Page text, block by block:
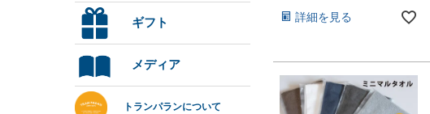
ギフト
メディア
トランパランについて
詳細を見る